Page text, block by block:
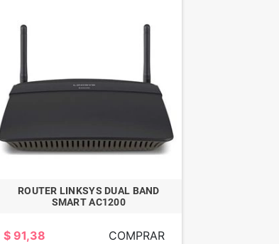
ROUTER LINKSYS DUAL BAND
SMART AC1200
$ 91,38 COMPRAR